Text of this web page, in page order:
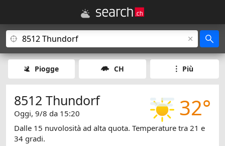
Piogge CH Più
32°
8512 Thundorf
Oggi, 9/8 da 15:20
Dalle 15 nuvolosità ad alta quota. Temperature tra 21 e
34 gradi.